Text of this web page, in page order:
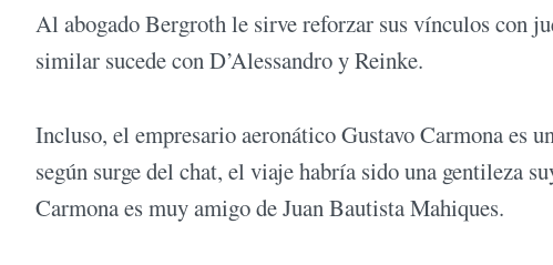
Al abogado Bergroth le sirve reforzar sus vínculos con
similar sucede con D’Alessandro y Reinke.
Incluso, el empresario aeronático Gustavo Carmona es
según surge del chat, el viaje habría sido una gentileza
Carmona es muy amigo de Juan Bautista Mahiques.